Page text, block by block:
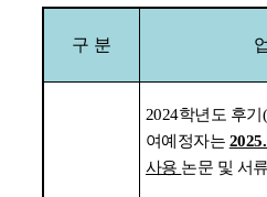
구 분
2024학년도 후기
여예정자는
사용 논문 및 서